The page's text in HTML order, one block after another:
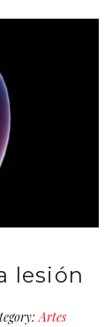
lesión
Artes